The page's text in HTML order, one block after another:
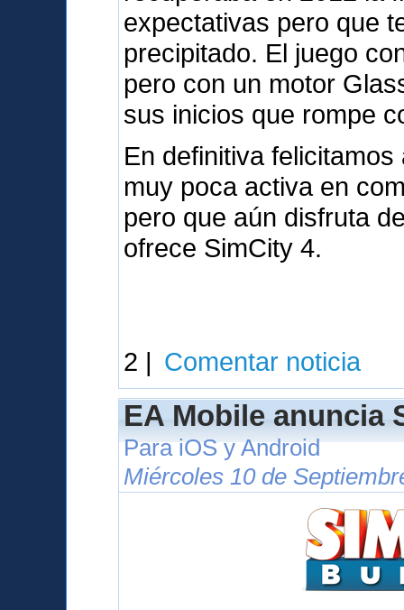
expectativas pero que
precipitado. El juego
pero con un motor
sus inicios que rompe
En definitiva
muy poca activa en
pero que aún disfruta
ofrece SimCity 4.
2 | Comentar noticia
EA Mobile anuncia
Para iOS y Android
Miércoles 10 de